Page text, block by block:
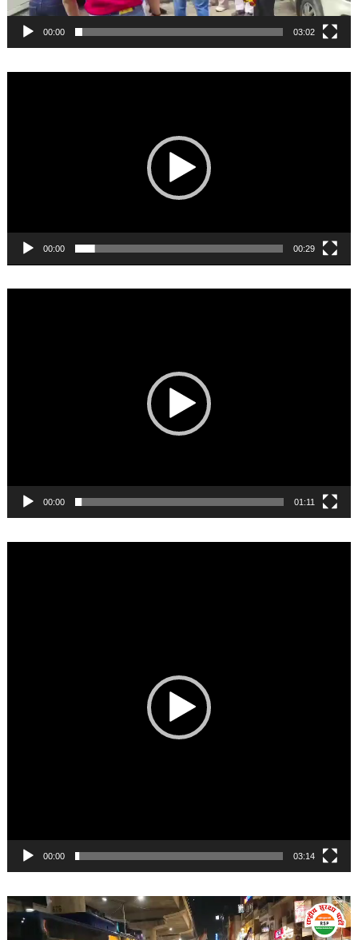
00:00 03:02
00:00 00:29
00:00 01:11
00:00 03:14
Video
Player